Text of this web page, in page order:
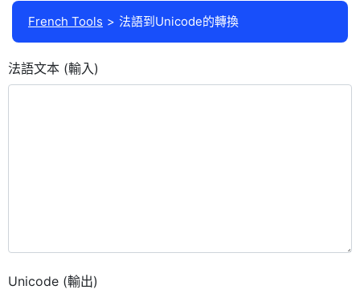
French Tools 法語到Unicode的轉換
法語文本 (輸入)
Unicode (輸出)